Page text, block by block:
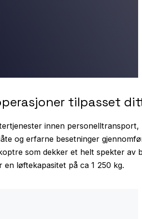
tilpasset
innen
og erfarne besetninger
som dekker et helt spekter av
en løftekapasitet på ca 1 250 kg.